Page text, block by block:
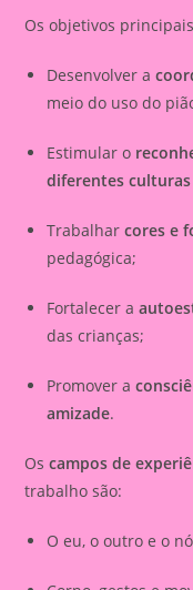
Os objetivos
Desenvolver a
meio do uso do
Estimular o
diferentes
Trabalharcores e
pedagógica;
Fortalecer a
das crianças;
Promover a
amizade.
Oscampos de
trabalho são:
O eu, o outro e o